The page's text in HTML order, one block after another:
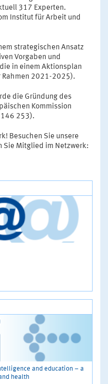
317 Experten.
Institut für Arbeit und
strategischen Ansatz
Vorgaben und
in einem Aktionsplan
Rahmen 2021-2025).
die Gründung des
Kommission
146 253).
Besuchen Sie unsere
Sie Mitglied im Netzwerk:
and education – a
health